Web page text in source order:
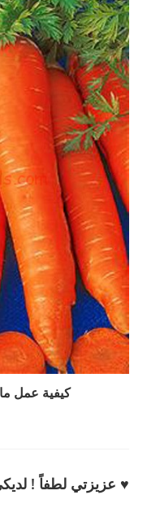
كيفية عمل
♥ عزيزتي لطفاً !